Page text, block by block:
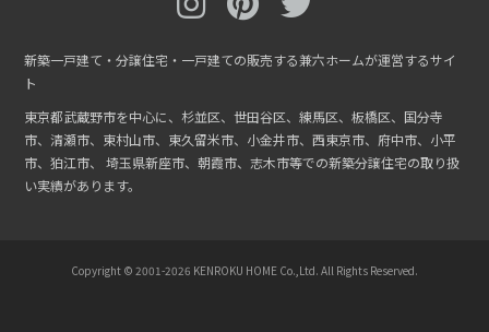
新築一戸建て・分譲住宅・一戸建ての販売する兼六ホームが運営するサイ
ト
東京都武蔵野市を中心に、杉並区、世田谷区、練馬区、板橋区、国分寺
市、清瀬市、東村山市、東久留米市、小金井市、西東京市、府中市、小平
市、狛江市、
埼玉県新座市、朝霞市、志木市等での新築分譲住宅の取り扱
い実績があります。
Copyright © 2001-2026 KENROKU HOME Co.,Ltd. All Rights Reserved.